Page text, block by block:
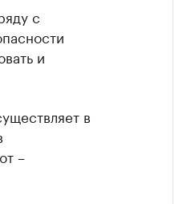
с
и
в
–